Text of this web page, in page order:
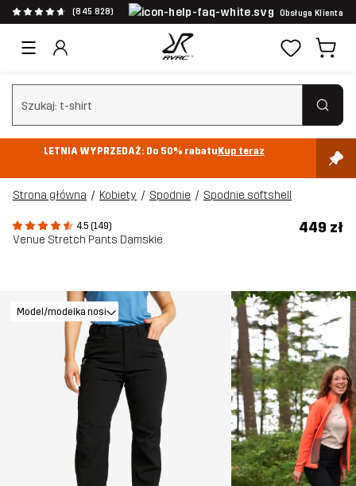
(845 828) Obsługa Klienta
Wyczyść wyszukiwanie
LETNIA WYPRZEDAŻ: Do 50% rabatuKup teraz
Strona główna Kobiety Spodnie Spodnie softshell
4.5 (149)
Venue Stretch Pants Damskie
449 zł
Model/modelka nosi